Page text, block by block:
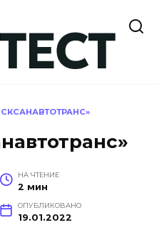
НА ЧТЕНИЕ
2 мин
ОПУБЛИКОВАНО
19.01.2022